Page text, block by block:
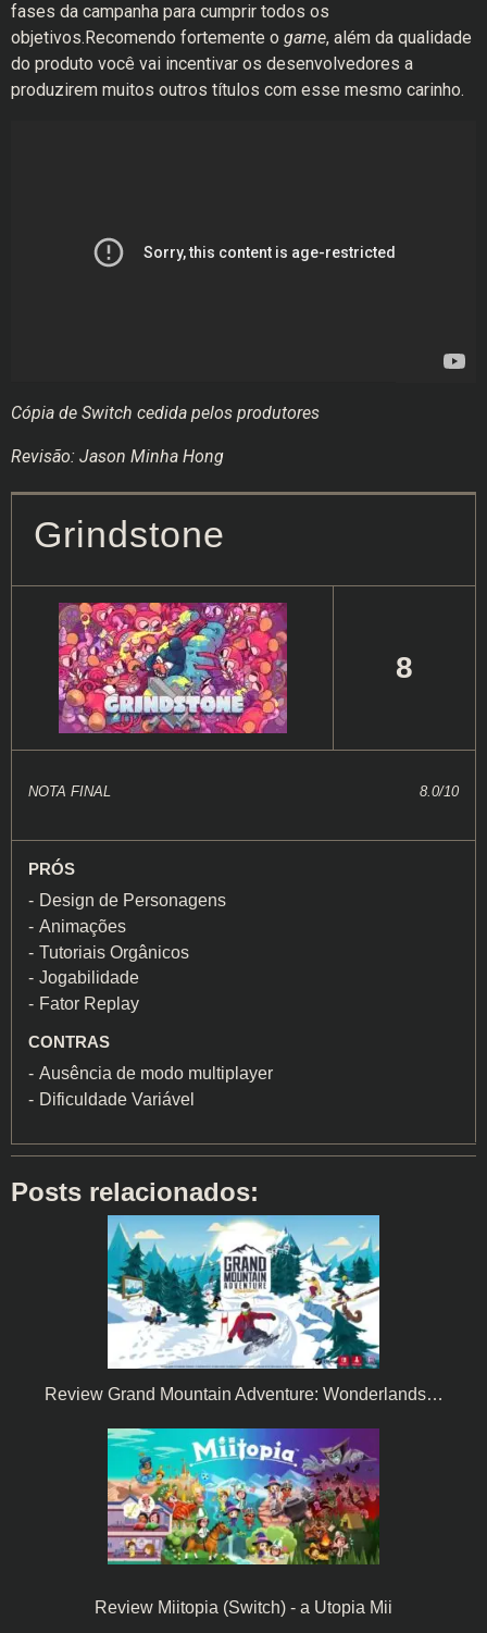
fases da campanha para cumprir todos os
objetivos.Recomendo fortemente o game, além da qualidade
do produto você vai incentivar os desenvolvedores a
produzirem muitos outros títulos com esse mesmo carinho.
Cópia de Switch cedida pelos produtores
Revisão: Jason Minha Hong
Grindstone
8
NOTA FINAL 8.0/10
PRÓS
Design de Personagens
Animações
Tutoriais Orgânicos
Jogabilidade
Fator Replay
CONTRAS
Ausência de modo multiplayer
Dificuldade Variável
Posts relacionados:
Review Grand Mountain Adventure: Wonderlands…
Review Miitopia (Switch) - a Utopia Mii